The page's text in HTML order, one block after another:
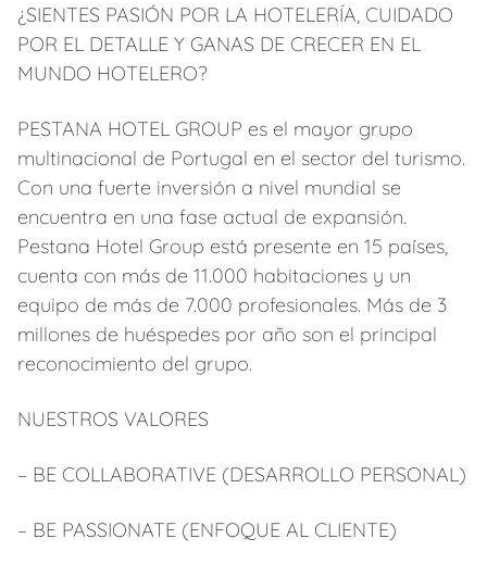
¿SIENTES PASIÓN POR LA HOTELERÍA, CUIDADO
POR EL DETALLE Y GANAS DE CRECER EN EL
MUNDO HOTELERO?
PESTANA HOTEL GROUP es el mayor grupo
multinacional de Portugal en el sector del turismo.
Con una fuerte inversión a nivel mundial se
encuentra en una fase actual de expansión.
Pestana Hotel Group está presente en 15 países,
cuenta con más de 11.000 habitaciones y un
equipo de más de 7.000 profesionales. Más de 3
millones de huéspedes por año son el principal
reconocimiento del grupo.
NUESTROS VALORES
– BE COLLABORATIVE (DESARROLLO PERSONAL)
– BE PASSIONATE (ENFOQUE AL CLIENTE)